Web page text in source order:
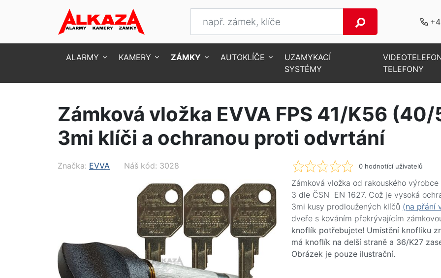
Zámková vložka EVVA FPS 41/K56
3mi klíči a ochranou proti odvrtání
Značka: EVVA Náš kód: 3028 0hodnotící uživatelů
Zámková vložka od rakouského
3 dle ČSN EN 1627. Což je vysoká
3mi kusy prodloužených klíčů (na přání
dveře s kováním překrývajícím
knoflík potřebujete! Umístění knoflíku
má knoflík na delší straně a 36/K27
Obrázek je pouze ilustrační.
ALARMY KAMERY ZÁMKY AUTOKLÍČE
UZAMYKACÍ
SYSTÉMY
TELEFONY